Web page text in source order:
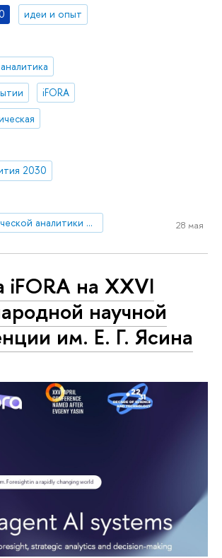
идеи и опыт
iFORA
2030
Центр стратегической аналитики и больших данных
28 мая
iFORA на XXVI
научной
им. Е. Г. Ясина